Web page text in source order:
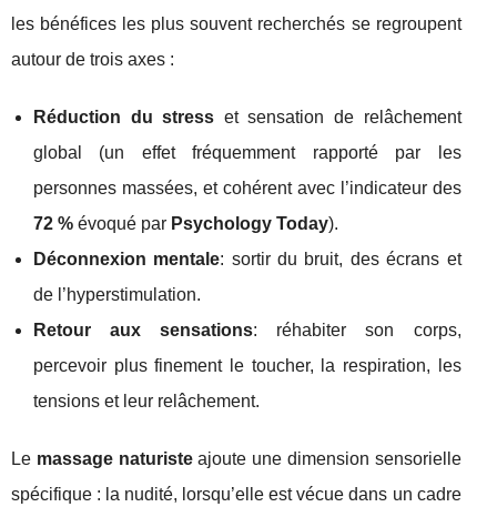
les bénéfices les plus souvent recherchés se regroupent
autour de trois axes :
Réduction du stress et sensation de relâchement
global (un effet fréquemment rapporté par les
personnes massées, et cohérent avec l’indicateur des
72 % évoqué par Psychology Today).
Déconnexion mentale: sortir du bruit, des écrans et
de l’hyperstimulation.
Retour aux sensations: réhabiter son corps,
percevoir plus finement le toucher, la respiration, les
tensions et leur relâchement.
Le massage naturisteajoute une dimension sensorielle
spécifique : la nudité, lorsqu’elle est vécue dans un cadre